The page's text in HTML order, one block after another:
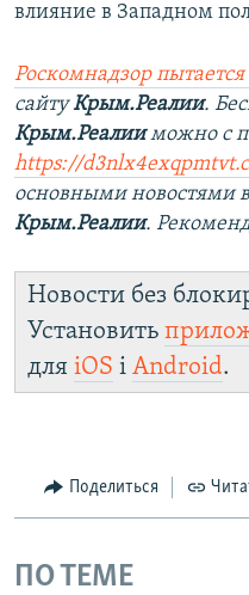
влияние в Западном
Роскомнадзор пытается
сайтуКрым.Реалии.
Крым.Реалииможно с
https://
основными новостями в
Крым.Реалии.
Новости без
Установить
для iOS і Android.
Поделиться
ПО ТЕМЕ